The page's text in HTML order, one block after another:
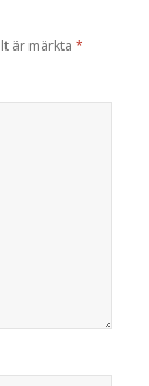
är märkta*